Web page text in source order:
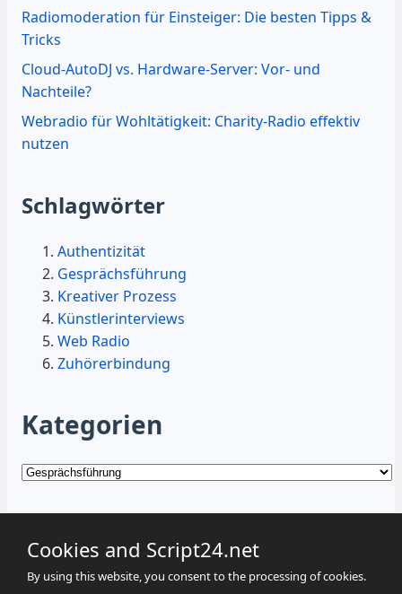
Radiomoderation für Einsteiger: Die besten Tipps &
Tricks
Cloud-AutoDJ vs. Hardware-Server: Vor- und
Nachteile?
Webradio für Wohltätigkeit: Charity-Radio effektiv
nutzen
Schlagwörter
Authentizität
Gesprächsführung
Kreativer Prozess
Künstlerinterviews
Web Radio
Zuhörerbindung
Kategorien
Kategorien
Cookies and Script24.net
By using this website, you consent to the processing of cookies.